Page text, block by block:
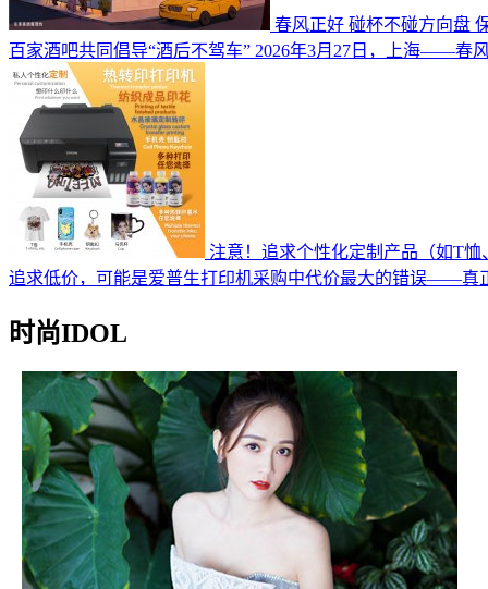
春风正好 碰杯不碰方向盘
百家酒吧共同倡导“酒后不驾车” 2026年3月27日，上海——春
注意！追求个性化定制产品（如T
追求低价，可能是爱普生打印机采购中代价最大的错误——真
时尚IDOL